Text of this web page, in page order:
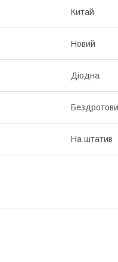
Китай
Новий
Діодна
На штатив